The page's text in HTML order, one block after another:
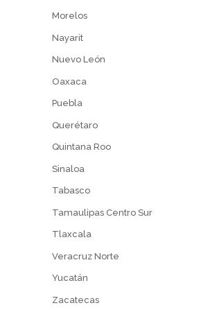
Morelos
Nayarit
Nuevo León
Oaxaca
Puebla
Querétaro
Quintana Roo
Sinaloa
Tabasco
Tamaulipas Centro Sur
Tlaxcala
Veracruz Norte
Yucatán
Zacatecas